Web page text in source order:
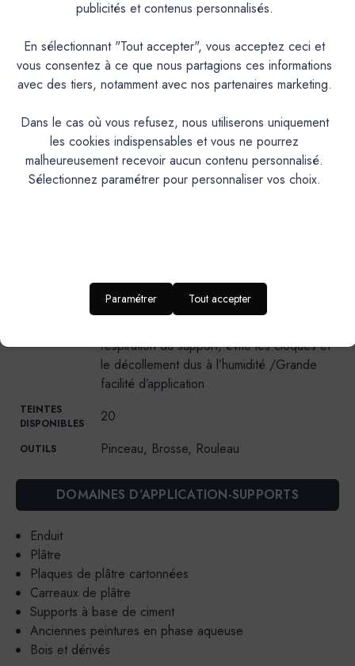
aqueuse à faible COV pour intérieur. Décore, rénove,
conservant la structure initiale du support et en le laissant
respirer.
PRODUIT
DESCRIPTION
Peinture de décoration d’aspect mat
minéral
Riche en charges minérales: carbonate de
calcium et oxyde de titane / Haute
respiration du support, évite les cloques et
le décollement dus à l’humidité /Grande
facilité d’application
TEINTES
DISPONIBLES
20
OUTILS Pinceau, Brosse, Rouleau
DOMAINES D’APPLICATION-SUPPORTS
Enduit
Plâtre
Plaques de plâtre cartonnées
Carreaux de plâtre
Supports à base de ciment
Anciennes peintures en phase aqueuse
Bois et dérivés
publicités et contenus personnalisés.
En sélectionnant "Tout accepter", vous acceptez ceci et
vous consentez à ce que nous partagions ces informations
avec des tiers, notamment avec nos partenaires marketing.
Dans le cas où vous refusez, nous utiliserons uniquement
les cookies indispensables et vous ne pourrez
malheureusement recevoir aucun contenu personnalisé.
Sélectionnez paramétrer pour personnaliser vos choix.
Paramétrer Tout accepter